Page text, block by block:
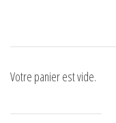
Votre panier est vide.